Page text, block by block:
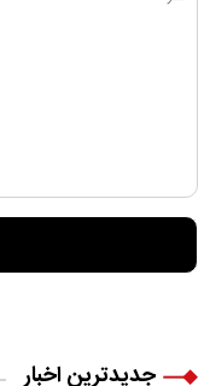
جدیدترین اخبار